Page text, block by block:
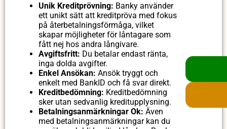
Unik Kreditprövning: Banky använder
ett unikt sätt att kreditpröva med fokus
på återbetalningsförmåga, vilket
skapar möjligheter för låntagare som
fått nej hos andra långivare.
Avgiftsfritt: Du betalar endast ränta,
inga dolda avgifter.
Enkel Ansökan: Ansök tryggt och
enkelt med BankID och få svar direkt.
Kreditbedömning: Kreditbedömning
sker utan sedvanlig kreditupplysning.
Betalningsanmärkningar Ok: Även
med betalningsanmärkningar kan du